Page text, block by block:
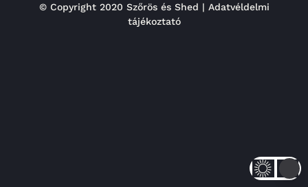
© Copyright 2020 Szőrös és Shed | Adatvéldelmi
tájékoztató